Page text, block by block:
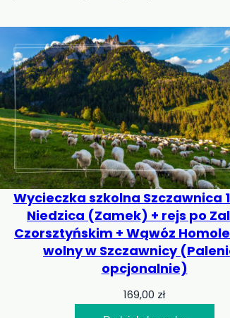
Wycieczka szkolna Szczawnica
Niedzica (Zamek) + rejs po
Czorsztyńskim + Wąwóz
wolny w Szczawnicy
opcjonalnie)
169,00 zł